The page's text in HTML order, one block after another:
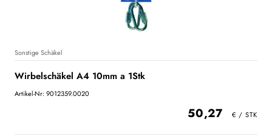
Sonstige Schäkel
Wirbelschäkel A4 10mm a 1Stk
Artikel-Nr: 9012359.0020
50,27